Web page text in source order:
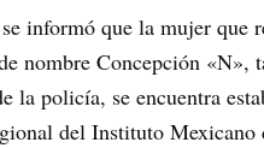
informó que la mujer que
nombre Concepción «N»,
la policía, se encuentra
del Instituto Mexicano